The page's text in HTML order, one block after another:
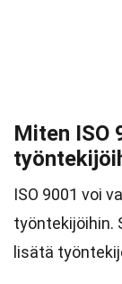
Miten ISO
ISO 9001 voi
työntekijöihin.
lisätä